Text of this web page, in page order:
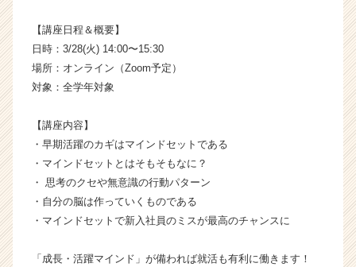
長
カ
ウ
ト
届
く
活
【講座日程＆概要】
日時：3/28(火) 14:00〜15:30
場所：オンライン（Zoom予定）
対象：全学年対象
【講座内容】
・早期活躍のカギはマインドセットである
・マインドセットとはそもそもなに？
・ 思考のクセや無意識の行動パターン
・自分の脳は作っていくものである
・マインドセットで新入社員のミスが最高のチャンスに
「成長・活躍マインド」が備われば就活も有利に働きます！